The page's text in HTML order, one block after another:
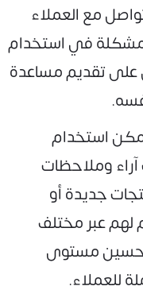
مع العملاء
مشكلة في استخدام
على تقديم مساعدة
استخدام
وملاحظات
جديدة أو
لهم عبر مختلف
مستوى
للعملاء.